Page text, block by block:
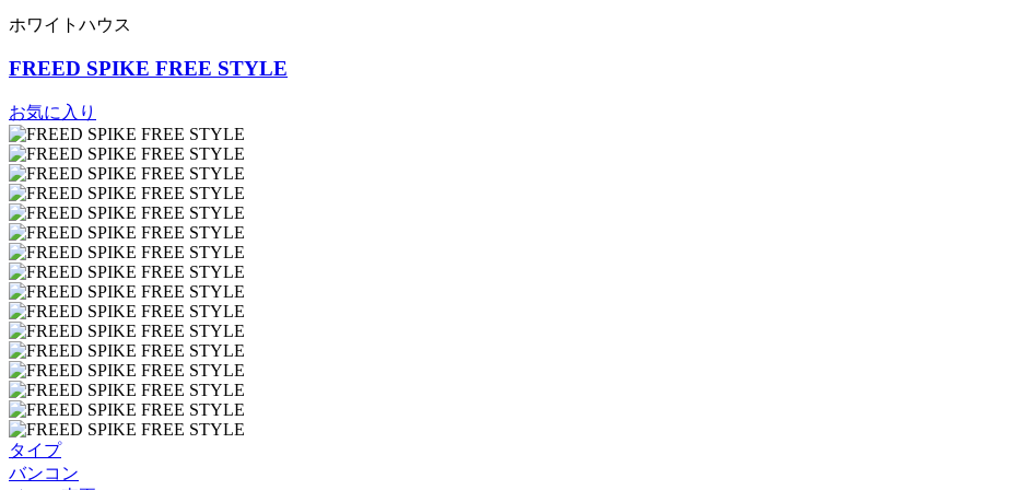
ホワイトハウス
FREED SPIKE FREE STYLE
お気に入り
タイプ
バンコン